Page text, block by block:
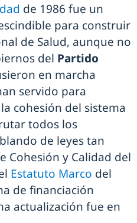
de 1986 fue un
para construir
de Salud, aunque no
del Partido
en marcha
servido para
cohesión del sistema
todos los
de leyes tan
Cohesión y Calidad del
Estatuto Marco del
de financiación
actualización fue en